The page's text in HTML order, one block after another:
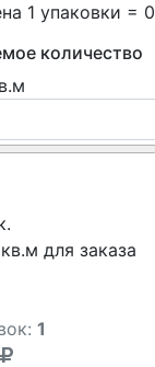
1 упаковки = 0
количество
кв.м для заказа
1